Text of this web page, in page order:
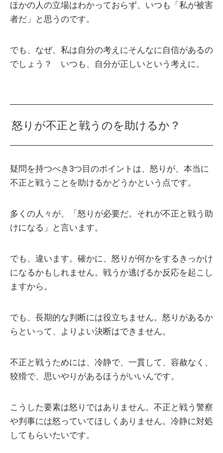
ほかの人の立場はわかっておらず、いつも「私が被害
者だ」と思うのです。
でも、なぜ、私は自分の考えにそんなに自信があるの
でしょう？ いつも、自分が正しいという考えに。
怒りが不正と戦うのを助けるか？
疑問を持つべき3つ目のポイントは、怒りが、本当に
不正と戦うことを助けるかどうかという点です。
多くの人々が、「怒りが必要だ。それが不正と戦う助
けになる」と言います。
でも、違います。確かに、怒りが何かをするきっかけ
になるかもしれません。戦うか逃げるか反応を起こし
ますから。
でも、長期的な判断には役立ちません。怒りがあるか
らといって、よりよい決断はできません。
不正と戦うためには、冷静で、一貫して、容赦なく、
狡猾で、思いやりがあるほうがいいんです。
こうした要素は怒りではありません。不正と戦う警察
や判事には怒っていてほしくありません。冷静に対処
してもらいたいです。